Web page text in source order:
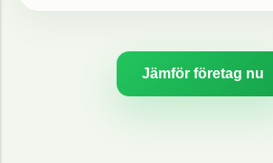
Jämför företag nu